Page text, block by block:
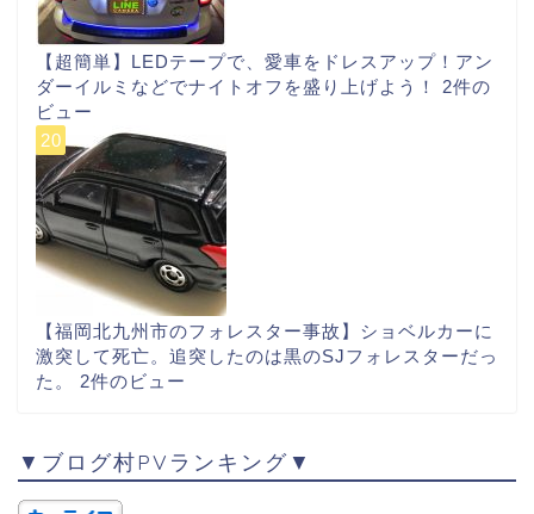
【超簡単】LEDテープで、愛車をドレスアップ！アン
ダーイルミなどでナイトオフを盛り上げよう！ 2件の
ビュー
【福岡北九州市のフォレスター事故】ショベルカーに
激突して死亡。追突したのは黒のSJフォレスターだっ
た。 2件のビュー
▼ブログ村PVランキング▼